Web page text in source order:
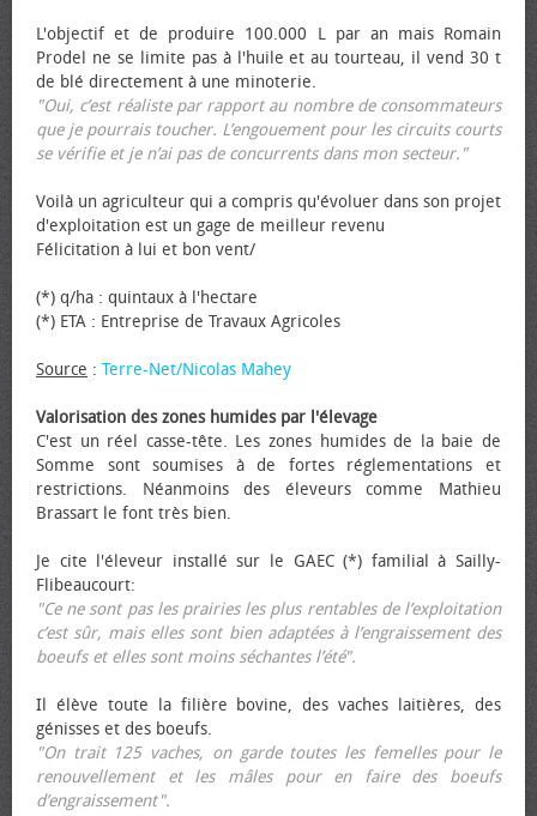
L'objectif et de produire 100.000 L par an mais Romain
Prodel ne se limite pas à l'huile et au tourteau, il vend 30 t
de blé directement à une minoterie.
"Oui, c’est réaliste par rapport au nombre de consommateurs
que je pourrais toucher. L’engouement pour les circuits courts
se vérifie et je n’ai pas de concurrents dans mon secteur."
Voilà un agriculteur qui a compris qu'évoluer dans son projet
d'exploitation est un gage de meilleur revenu
Félicitation à lui et bon vent/
(*) q/ha : quintaux à l'hectare
(*) ETA : Entreprise de Travaux Agricoles
Source : Terre-Net/Nicolas Mahey
Valorisation des zones humides par l'élevage
C'est un réel casse-tête. Les zones humides de la baie de
Somme sont soumises à de fortes réglementations et
restrictions. Néanmoins des éleveurs comme Mathieu
Brassart le font très bien.
Je cite l'éleveur installé sur le GAEC (*) familial à Sailly-
Flibeaucourt:
"Ce ne sont pas les prairies les plus rentables de l’exploitation
c’est sûr, mais elles sont bien adaptées à l’engraissement des
bœufs et elles sont moins séchantes l’été".
Il élève toute la filière bovine, des vaches laitières, des
génisses et des bœufs.
"On trait 125 vaches, on garde toutes les femelles pour le
renouvellement et les mâles pour en faire des bœufs
d’engraissement".